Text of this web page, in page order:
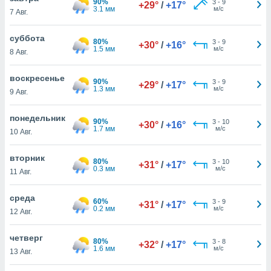
действия
на веб-
основе.
нашей
cookie
в
нашего
7 Авг.
3.1 мм
+29° / +17° 3- 9
м/с
суббота
8 Авг.
80%
1.5 мм
+30° / +16° 3- 9
м/с
воскресенье
9 Авг.
90%
1.3 мм
+29° / +17° 3- 9
м/с
понедельник
10 Авг.
90%
1.7 мм
+30° / +16° 3- 10
м/с
вторник
11 Авг.
80%
0.3 мм
+31° / +17° 3- 10
м/с
среда
12 Авг.
60%
0.2 мм
+31° / +17° 3- 9
м/с
четверг
13 Авг.
80%
1.6 мм
+32° / +17° 3- 8
м/с